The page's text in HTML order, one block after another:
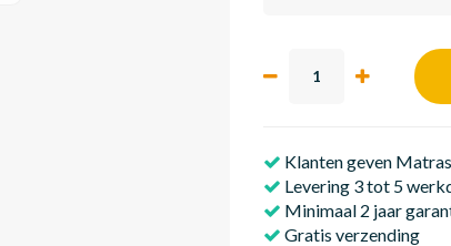
Klanten geven
Levering 3 tot 5
Minimaal 2 jaar
Gratis verzending